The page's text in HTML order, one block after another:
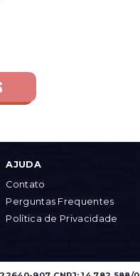
AJUDA
Contato
Perguntas Frequentes
Política de Privacidade